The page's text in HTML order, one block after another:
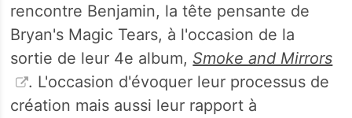
rencontre Benjamin, la tête pensante de
Bryan's Magic Tears, à l'occasion de la
sortie de leur 4e album, Smoke and Mirrors
. L'occasion d'évoquer leur processus de
création mais aussi leur rapport à